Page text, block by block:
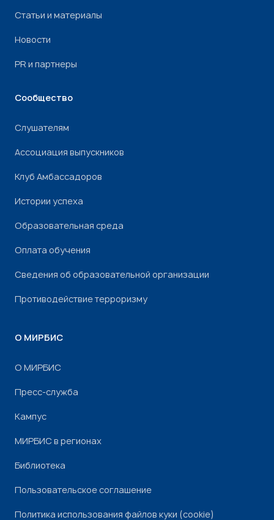
Статьи и материалы
Новости
PR и партнеры
Сообщество
Слушателям
Ассоциация выпускников
Клуб Амбассадоров
Истории успеха
Образовательная среда
Оплата обучения
Сведения об образовательной организации
Противодействие терроризму
О МИРБИС
О МИРБИС
Пресс-служба
Кампус
МИРБИС в регионах
Библиотека
Пользовательское соглашение
Политика использования файлов куки (cookie)